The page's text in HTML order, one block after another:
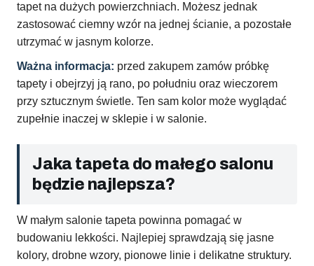
tapet na dużych powierzchniach. Możesz jednak
zastosować ciemny wzór na jednej ścianie, a pozostałe
utrzymać w jasnym kolorze.
Ważna informacja: przed zakupem zamów próbkę
tapety i obejrzyj ją rano, po południu oraz wieczorem
przy sztucznym świetle. Ten sam kolor może wyglądać
zupełnie inaczej w sklepie i w salonie.
Jaka tapeta do małego salonu
będzie najlepsza?
W małym salonie tapeta powinna pomagać w
budowaniu lekkości. Najlepiej sprawdzają się jasne
kolory, drobne wzory, pionowe linie i delikatne struktury.